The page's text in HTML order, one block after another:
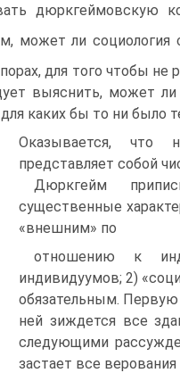
дюркгеймовскую
может ли социология
для того чтобы не
выяснить, может ли
каких бы то ни было
Оказывается, что
представляет собой
Дюркгейм
существенные
«внешним» по
отношению к
индивидуумов; 2)
обязательным. Первую
ней зиждется все
следующими
застает все